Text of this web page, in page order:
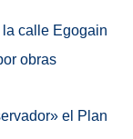
calle Egogain
obras
el Plan